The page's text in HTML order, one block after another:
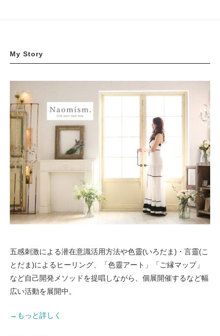
My Story
五感刺激による潜在意識活用方法や色靈(いろだま)・言靈(こ
とだま)によるヒーリング、「色靈アート」「ご縁マップ」
など自己開発メソッドを提唱しながら、個展開催するなど幅
広い活動を展開中。
→もっと詳しく